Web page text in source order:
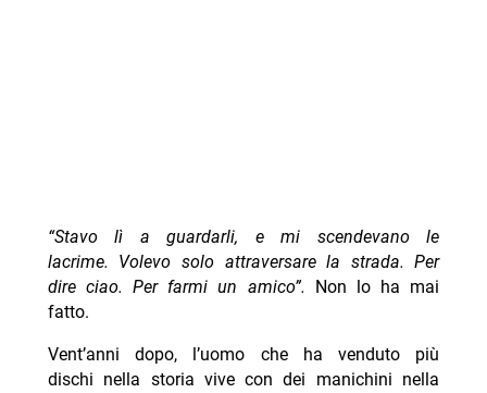
“Stavo lì a guardarli, e mi scendevano le
lacrime. Volevo solo attraversare la strada. Per
dire ciao. Per farmi un amico”.
Non lo ha mai
fatto.
Vent’anni dopo, l’uomo che ha venduto più
dischi nella storia vive con dei manichini nella